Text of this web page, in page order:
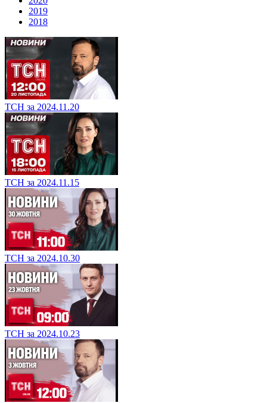
2019
2018
ТСН за 2024.11.20
ТСН за 2024.11.15
ТСН за 2024.10.30
ТСН за 2024.10.23